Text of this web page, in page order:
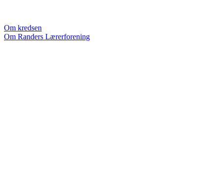
Om kredsen
Om Randers Lærerforening